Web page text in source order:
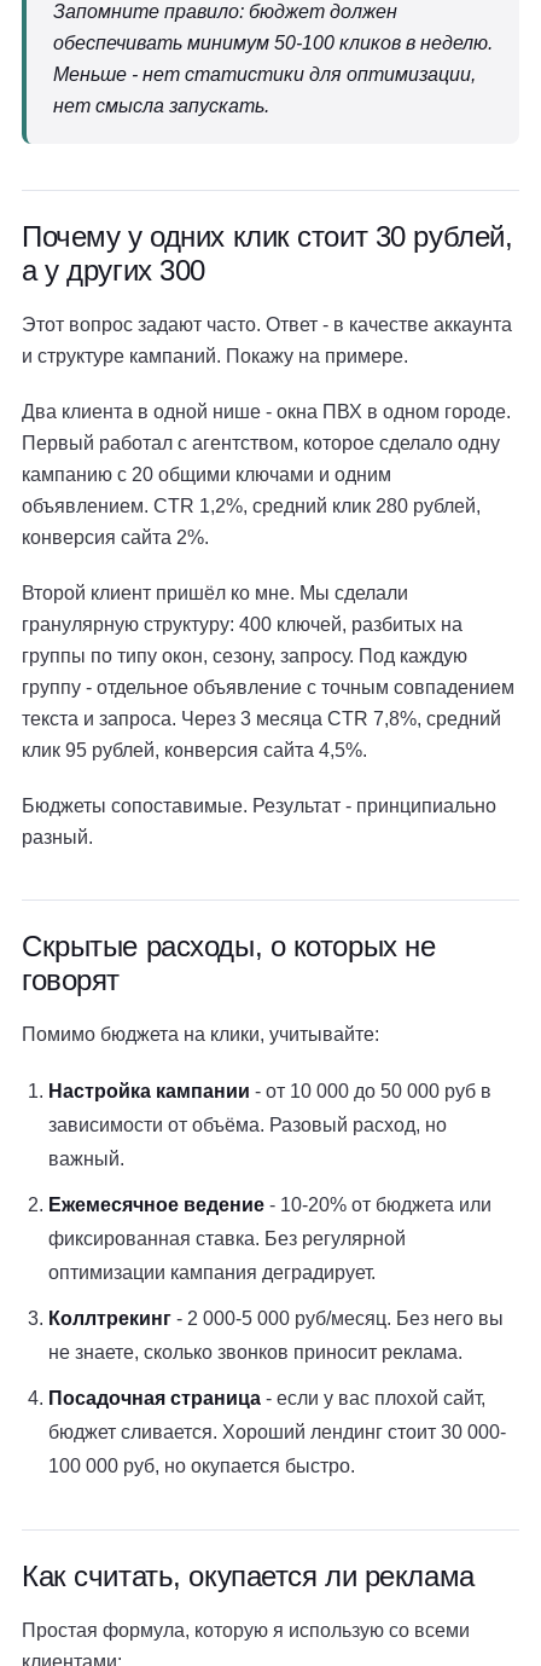
Запомните правило: бюджет должен
обеспечивать минимум 50-100 кликов в неделю.
Меньше - нет статистики для оптимизации,
нет смысла запускать.
Почему у одних клик стоит 30 рублей,
а у других 300
Этот вопрос задают часто. Ответ - в качестве аккаунта
и структуре кампаний. Покажу на примере.
Два клиента в одной нише - окна ПВХ в одном городе.
Первый работал с агентством, которое сделало одну
кампанию с 20 общими ключами и одним
объявлением. CTR 1,2%, средний клик 280 рублей,
конверсия сайта 2%.
Второй клиент пришёл ко мне. Мы сделали
гранулярную структуру: 400 ключей, разбитых на
группы по типу окон, сезону, запросу. Под каждую
группу - отдельное объявление с точным совпадением
текста и запроса. Через 3 месяца CTR 7,8%, средний
клик 95 рублей, конверсия сайта 4,5%.
Бюджеты сопоставимые. Результат - принципиально
разный.
Скрытые расходы, о которых не
говорят
Помимо бюджета на клики, учитывайте:
Настройка кампании - от 10 000 до 50 000 руб в
зависимости от объёма. Разовый расход, но
важный.
Ежемесячное ведение - 10-20% от бюджета или
фиксированная ставка. Без регулярной
оптимизации кампания деградирует.
Коллтрекинг - 2 000-5 000 руб/месяц. Без него вы
не знаете, сколько звонков приносит реклама.
Посадочная страница - если у вас плохой сайт,
бюджет сливается. Хороший лендинг стоит 30 000-
100 000 руб, но окупается быстро.
Как считать, окупается ли реклама
Простая формула, которую я использую со всеми